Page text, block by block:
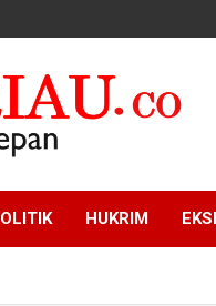
HUKRIM